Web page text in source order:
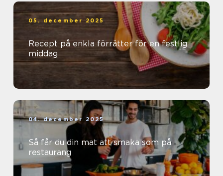
05. december 2025
Recept på enkla förrätter för en festlig
middag
04. december 2025
Så får du din mat att smaka som på
restaurang